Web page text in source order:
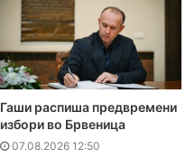
Гаши распиша предвремени
избори во Брвеница
07.08.2026 12:50